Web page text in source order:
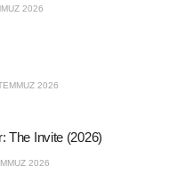
2026
2026
The Invite (2026)
2026